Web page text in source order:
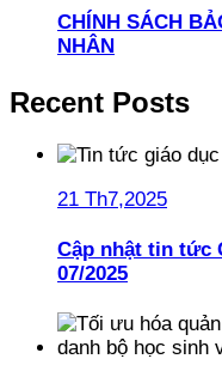
CHÍNH SÁCH
NHÂN
Recent Posts
21 Th7,2025
Cập nhật tin tức
07/2025